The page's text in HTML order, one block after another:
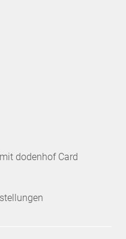
dodenhof Card